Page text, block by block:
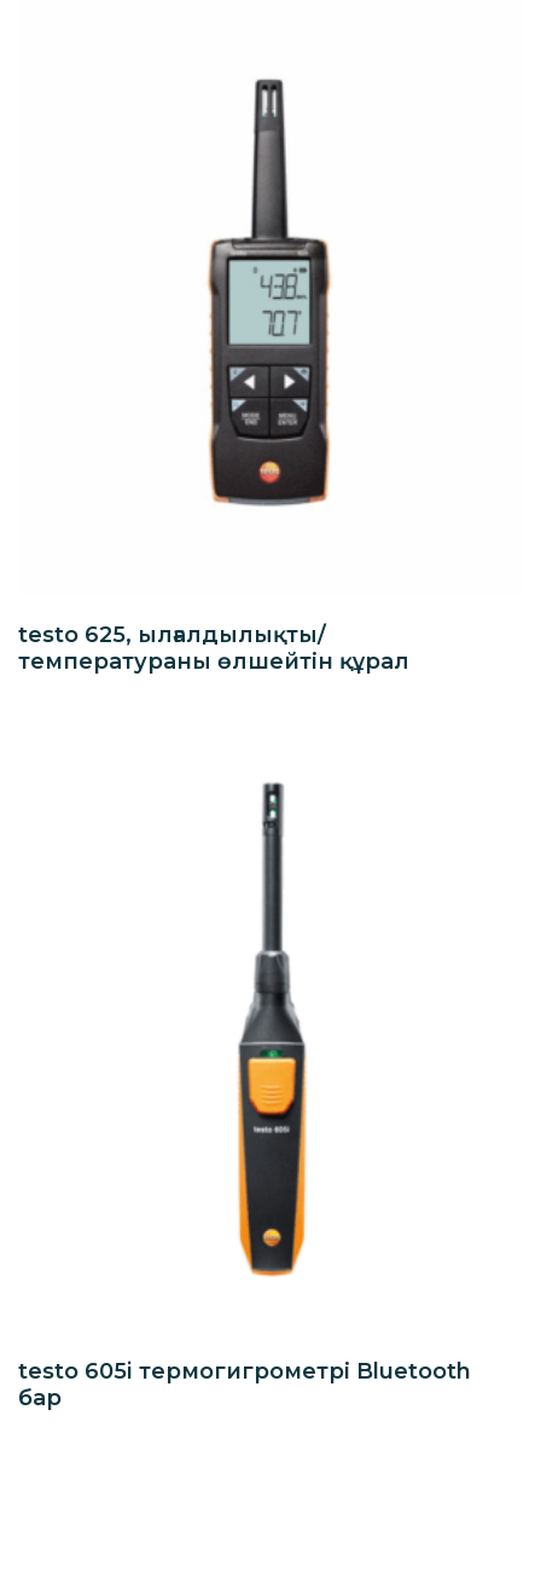
testo 625, ылғалдылықты/
температураны өлшейтін құрал
testo 605i термогигрометрі Bluetooth
бар